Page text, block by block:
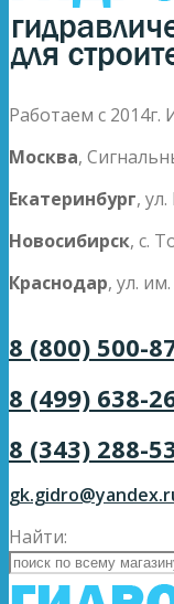
Работаем с 2014г.
Москва,
Екатеринбург,
Новосибирск, с.
Краснодар, ул.
8 (800) 500-
8 (499) 638-
8 (343) 288-
Найти: